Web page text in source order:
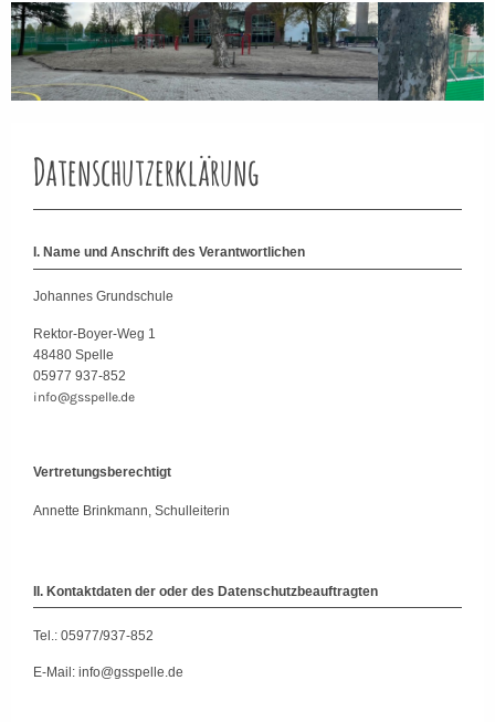
Datenschutzerklärung
I. Name und Anschrift des Verantwortlichen
Johannes Grundschule
Rektor-Boyer-Weg 1
48480 Spelle
05977 937-852
info@gsspelle.de
Vertretungsberechtigt
Annette Brinkmann, Schulleiterin
II. Kontaktdaten der oder des Datenschutzbeauftragten
Tel.: 05977/937-852
E-Mail: info@gsspelle.de